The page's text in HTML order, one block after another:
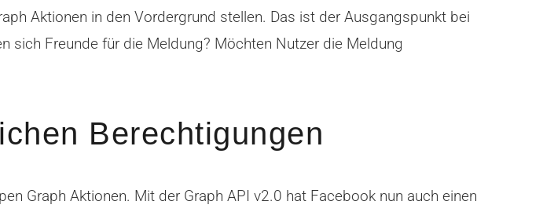
Aktionen in den Vordergrund stellen. Das ist der Ausgangspunkt bei
sich Freunde für die Meldung? Möchten Nutzer die Meldung
Berechtigungen
Graph Aktionen. Mit der Graph API v2.0 hat Facebook nun auch einen